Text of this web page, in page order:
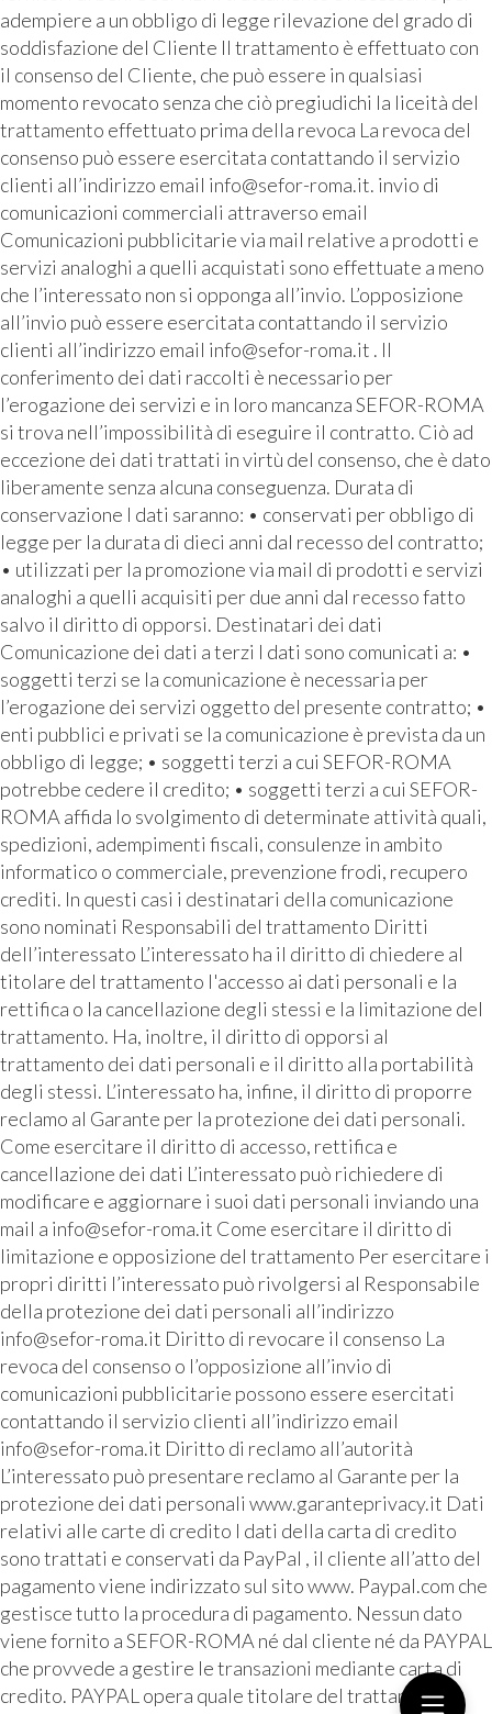
adempiere a un obbligo di legge rilevazione del grado di
soddisfazione del Cliente Il trattamento è effettuato con
il consenso del Cliente, che può essere in qualsiasi
momento revocato senza che ciò pregiudichi la liceità del
trattamento effettuato prima della revoca La revoca del
consenso può essere esercitata contattando il servizio
clienti all’indirizzo email info@sefor-roma.it. invio di
comunicazioni commerciali attraverso email
Comunicazioni pubblicitarie via mail relative a prodotti e
servizi analoghi a quelli acquistati sono effettuate a meno
che l’interessato non si opponga all’invio. L’opposizione
all’invio può essere esercitata contattando il servizio
clienti all’indirizzo email info@sefor-roma.it . Il
conferimento dei dati raccolti è necessario per
l’erogazione dei servizi e in loro mancanza SEFOR-ROMA
si trova nell’impossibilità di eseguire il contratto. Ciò ad
eccezione dei dati trattati in virtù del consenso, che è dato
liberamente senza alcuna conseguenza. Durata di
conservazione I dati saranno: • conservati per obbligo di
legge per la durata di dieci anni dal recesso del contratto;
• utilizzati per la promozione via mail di prodotti e servizi
analoghi a quelli acquisiti per due anni dal recesso fatto
salvo il diritto di opporsi. Destinatari dei dati
Comunicazione dei dati a terzi I dati sono comunicati a: •
soggetti terzi se la comunicazione è necessaria per
l’erogazione dei servizi oggetto del presente contratto; •
enti pubblici e privati se la comunicazione è prevista da un
obbligo di legge; • soggetti terzi a cui SEFOR-ROMA
potrebbe cedere il credito; • soggetti terzi a cui SEFOR-
ROMA affida lo svolgimento di determinate attività quali,
spedizioni, adempimenti fiscali, consulenze in ambito
informatico o commerciale, prevenzione frodi, recupero
crediti. In questi casi i destinatari della comunicazione
sono nominati Responsabili del trattamento Diritti
dell’interessato L’interessato ha il diritto di chiedere al
titolare del trattamento l'accesso ai dati personali e la
rettifica o la cancellazione degli stessi e la limitazione del
trattamento. Ha, inoltre, il diritto di opporsi al
trattamento dei dati personali e il diritto alla portabilità
degli stessi. L’interessato ha, infine, il diritto di proporre
reclamo al Garante per la protezione dei dati personali.
Come esercitare il diritto di accesso, rettifica e
cancellazione dei dati L’interessato può richiedere di
modificare e aggiornare i suoi dati personali inviando una
mail a info@sefor-roma.it Come esercitare il diritto di
limitazione e opposizione del trattamento Per esercitare i
propri diritti l’interessato può rivolgersi al Responsabile
della protezione dei dati personali all’indirizzo
info@sefor-roma.it Diritto di revocare il consenso La
revoca del consenso o l’opposizione all’invio di
comunicazioni pubblicitarie possono essere esercitati
contattando il servizio clienti all’indirizzo email
info@sefor-roma.it Diritto di reclamo all’autorità
L’interessato può presentare reclamo al Garante per la
protezione dei dati personali www.garanteprivacy.it Dati
relativi alle carte di credito I dati della carta di credito
sono trattati e conservati da PayPal , il cliente all’atto del
pagamento viene indirizzato sul sito www. Paypal.com che
gestisce tutto la procedura di pagamento. Nessun dato
viene fornito a SEFOR-ROMA né dal cliente né da PAYPAL
che provvede a gestire le transazioni mediante carta di
credito. PAYPAL opera quale titolare del trattamento